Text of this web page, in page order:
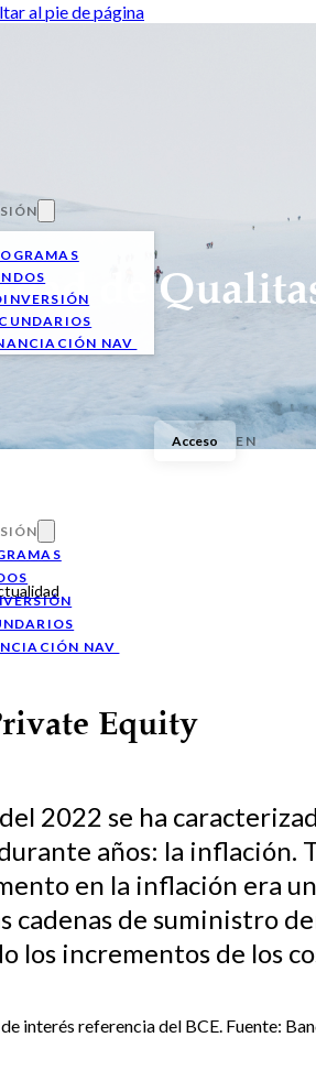
al pie de página
NAV
NAV
Acceso EN
de
Equity
2022 se ha
años: la inflación.
en la inflación era
cadenas de suministro
los incrementos de los
interés referencia del BCE. Fuente: